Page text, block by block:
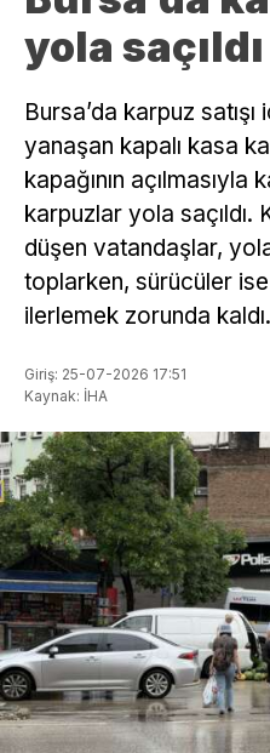
yola saçıldı
Bursa’da karpuz satışı
yanaşan kapalı kasa
kapağının açılmasıyla
karpuzlar yola saçıldı.
düşen vatandaşlar,
toplarken, sürücüler ise
ilerlemek zorunda kaldı.
Giriş: 25-07-2026 17:51
Kaynak: İHA